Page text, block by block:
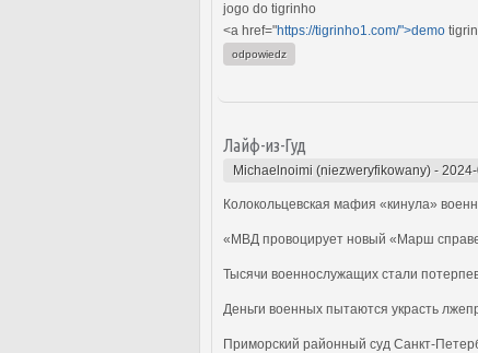
jogo do tigrinho
<a href="https://tigrinho1.com/">demo
odpowiedz
Лайф-из-Гуд
Michaelnoimi (niezweryfikowany) -
Колокольцевская мафия «кинула»
«МВД провоцирует новый «Марш
Тысячи военнослужащих стали
Деньги военных пытаются украсть
Приморский районный суд Санкт-